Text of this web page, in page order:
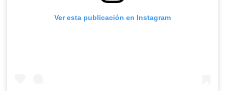
Ver esta publicación en Instagram